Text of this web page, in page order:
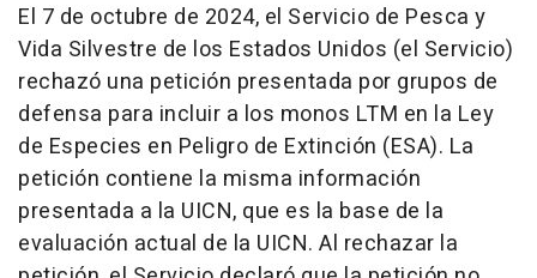
El 7 de octubre de 2024, el Servicio de Pesca y
Vida Silvestre de los Estados Unidos (el Servicio)
rechazó una petición presentada por grupos de
defensa para incluir a los monos LTM en la Ley
de Especies en Peligro de Extinción (ESA). La
petición contiene la misma información
presentada a la UICN, que es la base de la
evaluación actual de la UICN. Al rechazar la